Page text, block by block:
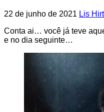
22 de junho de 2021 Lis Hirt
Conta ai… você já teve
e no dia seguinte…